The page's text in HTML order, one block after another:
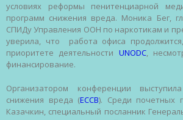
условиях реформы пенитенциарной
программ снижения вреда. Моника Бег,
СПИДу Управления ООН по наркотикам и
уверила, что работа офиса
приоритете деятельности UNODC,
финансирование.
Организатором конференции
снижения вреда (ЕССВ). Среди почетных
Казачкин, специальный посланник